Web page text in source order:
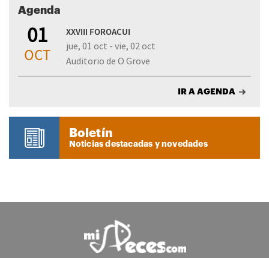
Agenda
01
OCT
XXVIII FOROACUI
jue, 01 oct - vie, 02 oct
Auditorio de O Grove
IR A AGENDA
Boletín
Noticias destacadas y novedades